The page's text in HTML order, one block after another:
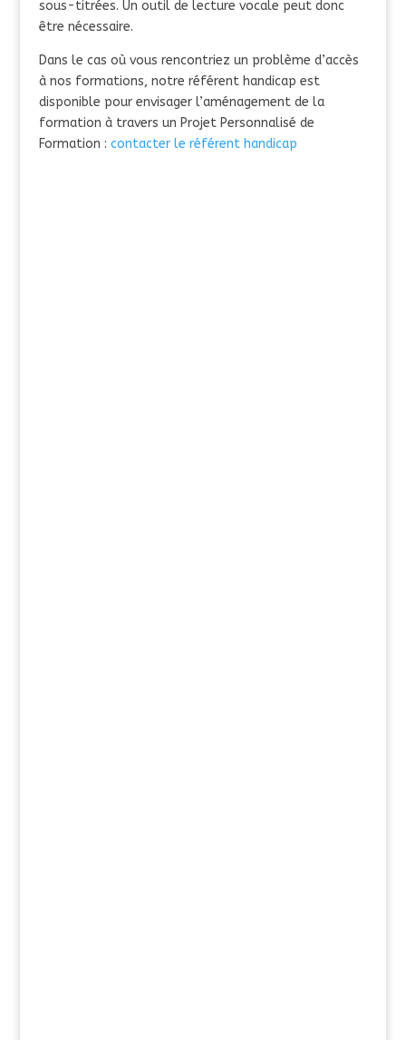
sous-titrées. Un outil de lecture vocale peut donc
être nécessaire.
Dans le cas où vous rencontriez un problème d’accès
à nos formations, notre référent handicap est
disponible pour envisager l’aménagement de la
formation à travers un Projet Personnalisé de
Formation : contacter le référent handicap